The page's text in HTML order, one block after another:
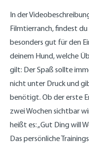
In der
Filmtierranch, findest du
besonders gut für den
deinem Hund, welche
gilt: Der Spaß sollte
nicht unter Druck und
benötigt. Ob der erste
zwei Wochen sichtbar
heißt es: „Gut Ding will
Das persönliche